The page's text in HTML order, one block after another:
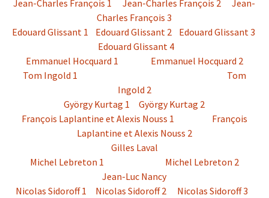
Jean-Charles François 1
Jean-Charles François 2
Jean-
Charles François 3
Edouard Glissant 1
Edouard Glissant 2
Edouard Glissant 3
Edouard Glissant 4
Emmanuel Hocquard 1
Emmanuel Hocquard 2
Tom Ingold 1
Tom
Ingold 2
György Kurtag 1
György Kurtag 2
François Laplantine et Alexis Nouss 1
François
Laplantine et Alexis Nouss 2
Gilles Laval
Michel Lebreton 1
Michel Lebreton 2
Jean-Luc Nancy
Nicolas Sidoroff 1
Nicolas Sidoroff 2
Nicolas Sidoroff 3